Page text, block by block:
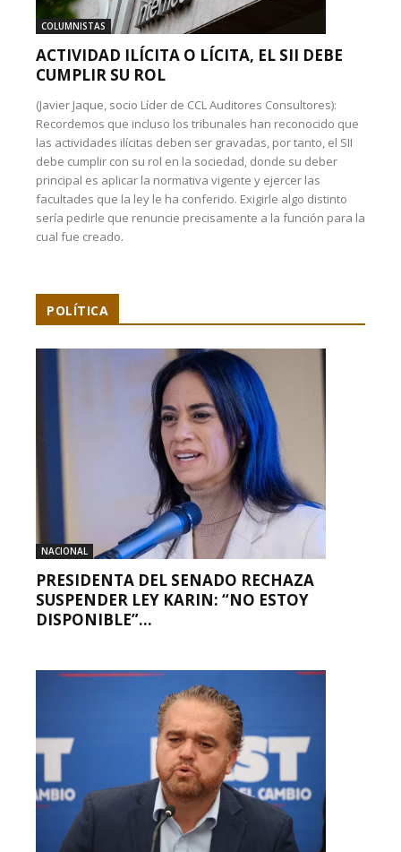
COLUMNISTAS
ACTIVIDAD ILÍCITA O LÍCITA, EL SII DEBE
CUMPLIR SU ROL
(Javier Jaque, socio Líder de CCL Auditores Consultores):
Recordemos que incluso los tribunales han reconocido que
las actividades ilícitas deben ser gravadas, por tanto, el SII
debe cumplir con su rol en la sociedad, donde su deber
principal es aplicar la normativa vigente y ejercer las
facultades que la ley le ha conferido. Exigirle algo distinto
sería pedirle que renuncie precisamente a la función para la
cual fue creado.
POLÍTICA
NACIONAL
PRESIDENTA DEL SENADO RECHAZA
SUSPENDER LEY KARIN: “NO ESTOY
DISPONIBLE”...